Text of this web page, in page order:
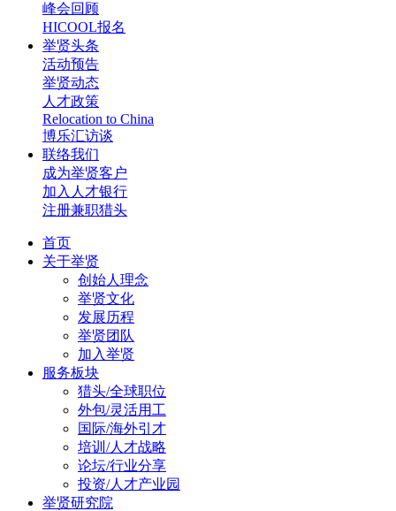
峰会回顾
HICOOL报名
举贤头条
活动预告
举贤动态
人才政策
Relocation to China
博乐汇访谈
联络我们
成为举贤客户
加入人才银行
注册兼职猎头
首页
关于举贤
创始人理念
举贤文化
发展历程
举贤团队
加入举贤
服务板块
猎头/全球职位
外包/灵活用工
国际/海外引才
培训/人才战略
论坛/行业分享
投资/人才产业园
举贤研究院